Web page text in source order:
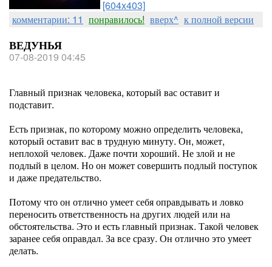
[604x403]
комментарии: 11 понравилось! вверх^ к полной версии
ВЕДУНЬЯ
07-08-2019 04:45
Главный признак человека, который вас оставит и
подставит.
Есть признак, по которому можно определить человека,
который оставит вас в трудную минуту. Он, может,
неплохой человек. Даже почти хороший. Не злой и не
подлый в целом. Но он может совершить подлый поступок
и даже предательство.
Потому что он отлично умеет себя оправдывать и ловко
переносить ответственность на других людей или на
обстоятельства. Это и есть главный признак. Такой человек
заранее себя оправдал. За все сразу. Он отлично это умеет
делать.